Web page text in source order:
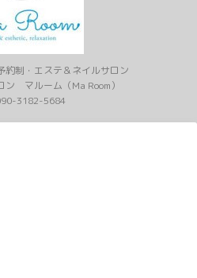
約制・エステ＆ネイルサロン
ン マルーム（Ma Room）
3182-5684